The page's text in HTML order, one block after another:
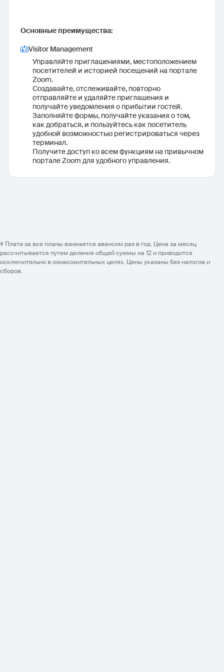
Основные преимущества:
Visitor Management
Управляйте приглашениями, местоположением
посетителей и историей посещений на портале
Zoom.
Создавайте, отслеживайте, повторно
отправляйте и удаляйте приглашения и
получайте уведомления о прибытии гостей.
Заполняйте формы, получайте указания о том,
как добраться, и пользуйтесь как посетитель
удобной возможностью регистрироваться через
терминал.
Получите доступ ко всем функциям на привычном
портале Zoom для удобного управления.
‡ Плата за все планы взимается авансом раз в год. Цена за месяц
рассчитывается путем деления общей суммы на 12 и приводится
исключительно в ознакомительных целях. Цены указаны без налогов и
сборов.